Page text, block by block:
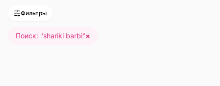
Фильтры
Поиск: "shariki barbi"×